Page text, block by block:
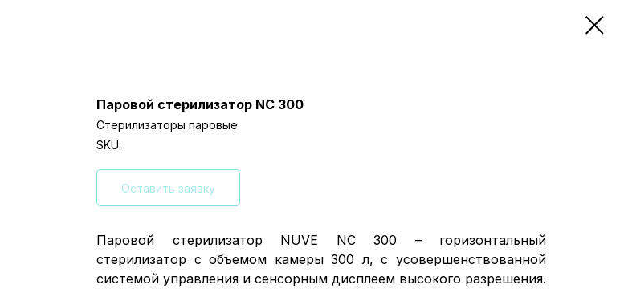
Паровой стерилизатор NC 300
Стерилизаторы паровые
SKU:
Оставить заявку
Паровой стерилизатор NUVE NC 300 – горизонтальный
стерилизатор с объемом камеры 300 л, с усовершенствованной
системой управления и сенсорным дисплеем высокого разрешения.